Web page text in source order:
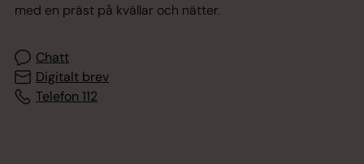
med en präst på kvällar och nätter.
Chatt
Digitalt brev
Telefon 112